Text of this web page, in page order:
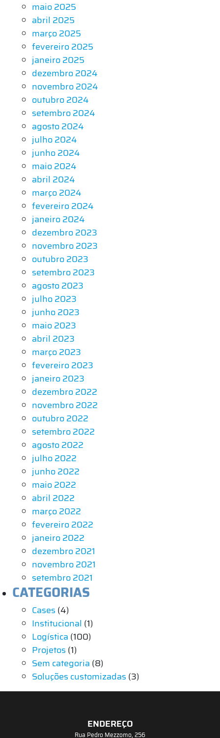
maio 2025
abril 2025
março 2025
fevereiro 2025
janeiro 2025
dezembro 2024
novembro 2024
outubro 2024
setembro 2024
agosto 2024
julho 2024
junho 2024
maio 2024
abril 2024
março 2024
fevereiro 2024
janeiro 2024
dezembro 2023
novembro 2023
outubro 2023
setembro 2023
agosto 2023
julho 2023
junho 2023
maio 2023
abril 2023
março 2023
fevereiro 2023
janeiro 2023
dezembro 2022
novembro 2022
outubro 2022
setembro 2022
agosto 2022
julho 2022
junho 2022
maio 2022
abril 2022
março 2022
fevereiro 2022
janeiro 2022
dezembro 2021
novembro 2021
setembro 2021
CATEGORIAS
Cases (4)
Institucional (1)
Logística (100)
Projetos (1)
Sem categoria (8)
Soluções customizadas (3)
ENDEREÇO
Rua Pedro Mezzomo, 256